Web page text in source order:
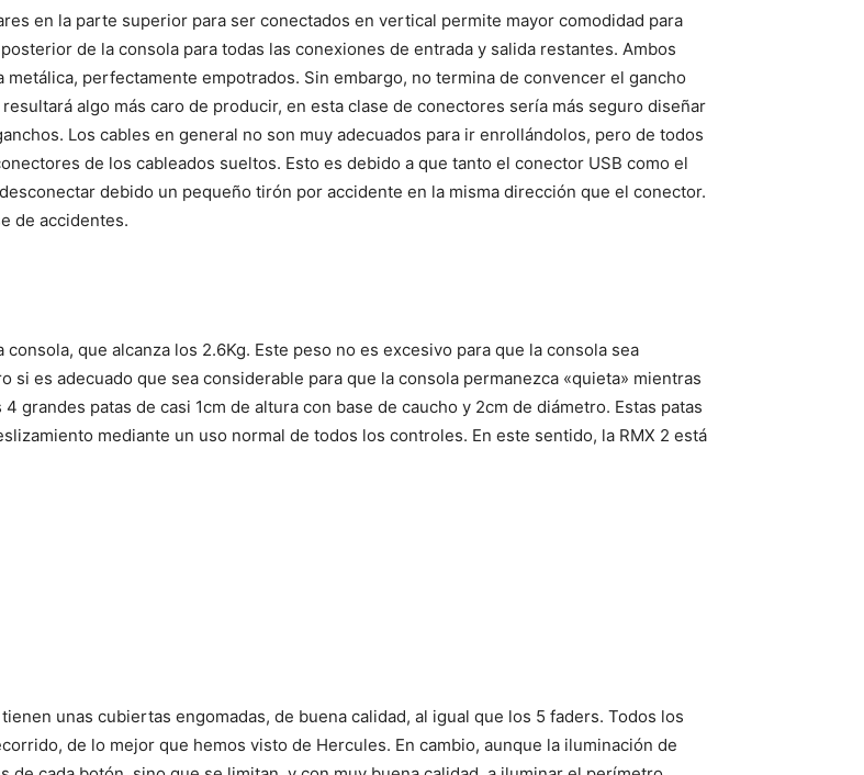
en la parte superior para ser conectados en vertical permite mayor comodidad para
de la consola para todas las conexiones de entrada y salida restantes. Ambos
perfectamente empotrados. Sin embargo, no termina de convencer el gancho
algo más caro de producir, en esta clase de conectores sería más seguro diseñar
Los cables en general no son muy adecuados para ir enrollándolos, pero de todos
de los cableados sueltos. Esto es debido a que tanto el conector USB como el
debido un pequeño tirón por accidente en la misma dirección que el conector.
de accidentes.
que alcanza los 2.6Kg. Este peso no es excesivo para que la consola sea
es adecuado que sea considerable para que la consola permanezca «quieta» mientras
grandes patas de casi 1cm de altura con base de caucho y 2cm de diámetro. Estas patas
mediante un uso normal de todos los controles. En este sentido, la RMX 2 está
unas cubiertas engomadas, de buena calidad, al igual que los 5 faders. Todos los
de lo mejor que hemos visto de Hercules. En cambio, aunque la iluminación de